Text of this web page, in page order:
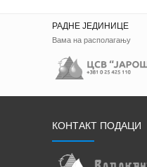
РАДНЕ ЈЕДИНИЦЕ
Вама на располагању
КОНТАКТ ПОДАЦИ